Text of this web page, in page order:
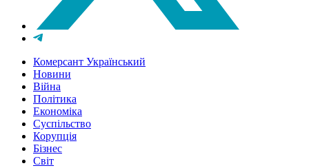
Комерсант Український
Новини
Війна
Політика
Економіка
Суспільство
Корупція
Бізнес
Світ